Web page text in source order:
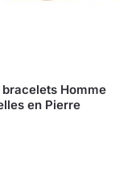
bracelets Homme
en Pierre